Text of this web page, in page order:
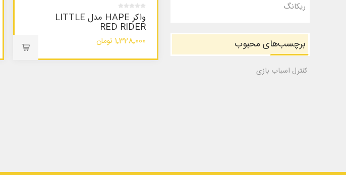
واکر HAPE مدل LITTLE
RED RIDER
1٬328٬000 تومان
ریکانگ
برچسب‌های محبوب
کنترل اسباب بازی